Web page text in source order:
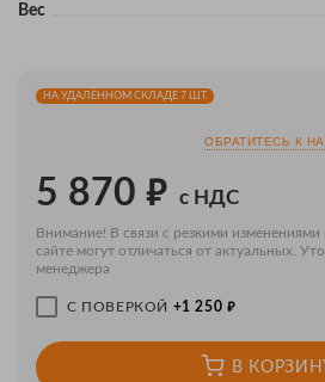
Вес
НА УДАЛЁННОМ СКЛАДЕ 7 ШТ.
ОБРАТИТЕСЬ К
5 870 ₽ с НДС
Внимание! В связи с резкими
сайте могут отличаться от актуальных.
менеджера
С ПОВЕРКОЙ +1 250 ₽
В